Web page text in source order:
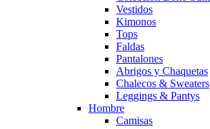
Vestidos
Kimonos
Tops
Faldas
Pantalones
Abrigos y Chaquetas
Chalecos & Sweaters
Leggings & Pantys
Hombre
Camisas